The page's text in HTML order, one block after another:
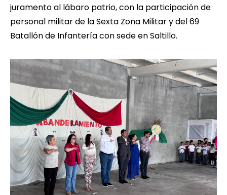
juramento al lábaro patrio, con la participación de
personal militar de la Sexta Zona Militar y del 69
Batallón de Infantería con sede en Saltillo.